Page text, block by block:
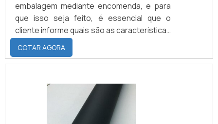
embalagem mediante encomenda, e para
que isso seja feito, é essencial que o
cliente informe quais são as características
desejadas, como: comprimento, dureza e
diâmetro, e que informe a quais processos
e materiais os cilindros emborrachados
de elastômero seja empregado na
peça.PREVENÇÃO PARA MANTER A
QUALIDADE E DURABILIDADE DO
COTAR AGORA